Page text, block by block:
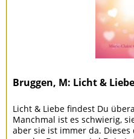
Bruggen, M: Licht & Liebe
Licht & Liebe findest Du
Manchmal ist es schwierig,
aber sie ist immer da.